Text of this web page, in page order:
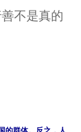
不是真的